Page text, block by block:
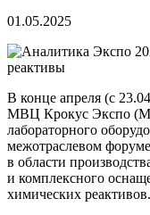
01.05.2025
В конце апреля (с
МВЦ Крокус Экспо
лабораторного
межотраслевом
в области
и комплексного
химических реактивов.